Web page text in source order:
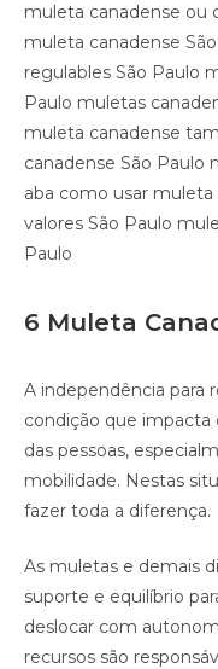
muleta canadense ou
muleta canadense
regulables São Paulo
Paulo muletas
muleta canadense
canadense São Paulo
aba como usar
valores São Paulo
Paulo
6 Muleta
A independência para
condição que impacta
das pessoas,
mobilidade. Nestas
fazer toda a diferença.
As muletas e demais
suporte e equilíbrio
deslocar com
recursos são